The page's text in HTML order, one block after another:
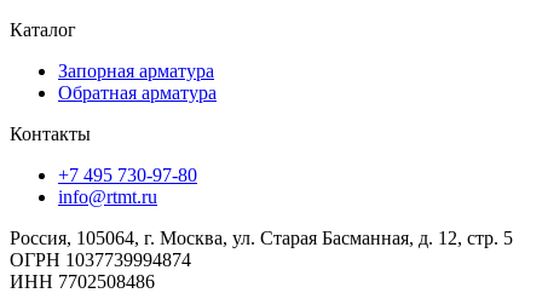
Каталог
Запорная арматура
Обратная арматура
Контакты
+7 495 730-97-80
info@rtmt.ru
Россия, 105064, г. Москва, ул. Старая Басманная, д. 12, стр. 5
ОГРН 1037739994874
ИНН 7702508486